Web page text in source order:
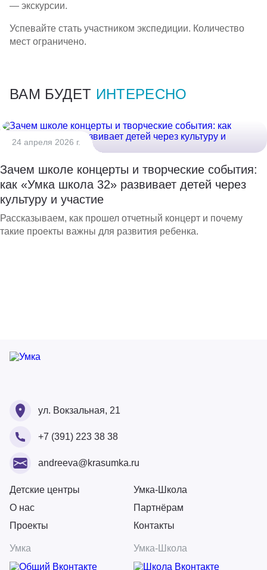
— экскурсии.
Успевайте стать участником экспедиции. Количество
мест ограничено.
ВАМ БУДЕТ ИНТЕРЕСНО
24 апреля 2026 г.
Зачем школе концерты и творческие события:
как «Умка школа 32» развивает детей через
культуру и участие
Рассказываем, как прошел отчетный концерт и почему
такие проекты важны для развития ребенка.
ул. Вокзальная, 21
+7 (391) 223 38 38
andreeva@krasumka.ru
Детские центры
Умка-Школа
О нас
Партнёрам
Проекты
Контакты
Умка Умка-Школа
Ваш Email
Ваш номер
Форматы: doc., docx., pdf. Общий вес не более 10Мб
Ваше ФИО
Ваше сообщение